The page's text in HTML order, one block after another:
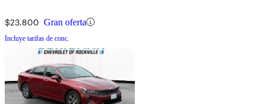
$23,800 Gran oferta
Incluye tarifas de conc.